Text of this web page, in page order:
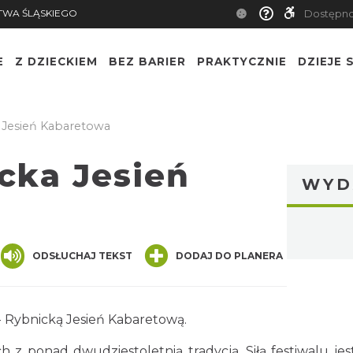
ŚLĄSKIEGO
Z DZIECKIEM BEZ BARIER PRAKTYCZNIE DZIEJE
Kabaretowa
Jesień
ODSŁUCHAJ TEKST DODAJ DO PLANERA
Jesień Kabaretową.